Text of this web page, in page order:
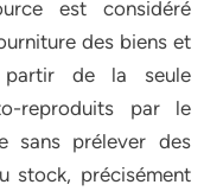
est considéré
des biens et
de la seule
reproduits par le
sans prélever des
stock, précisément